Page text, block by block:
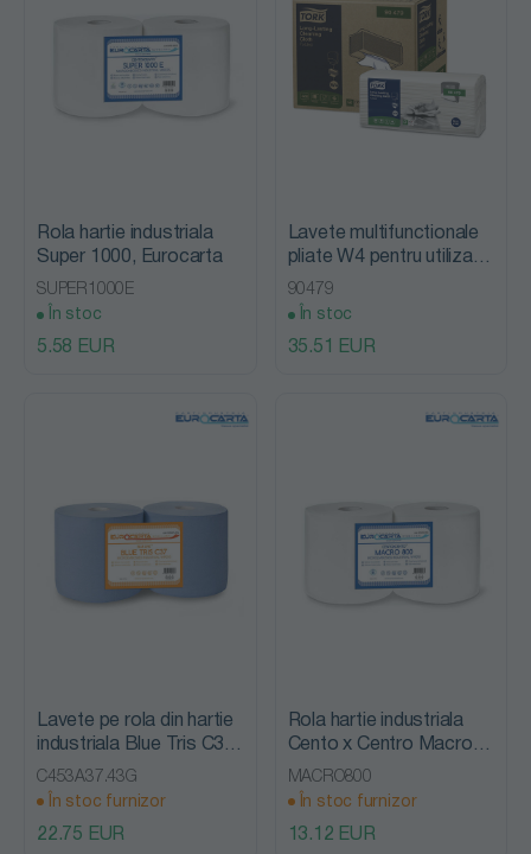
Rola hartie industriala
Super 1000, Eurocarta
SUPER1000E
În stoc
5.58 EUR
Lavete multifunctionale
pliate W4 pentru utilizare
indelungata Long-
Lasting, Tork
90479
În stoc
35.51 EUR
Lavete pe rola din hartie
industriala Blue Tris C37,
Eurocarta
C453A37.43G
În stoc furnizor
22.75 EUR
Rola hartie industriala
Cento x Centro Macro
800, Eurocarta
MACRO800
În stoc furnizor
13.12 EUR